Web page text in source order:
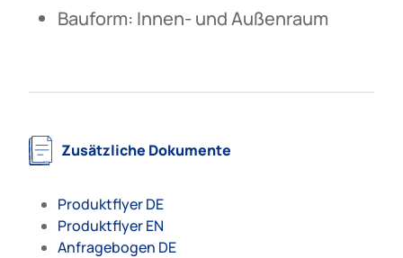
Bauform: Innen- und Außenraum
Zusätzliche Dokumente
Produktflyer DE
Produktflyer EN
Anfragebogen DE